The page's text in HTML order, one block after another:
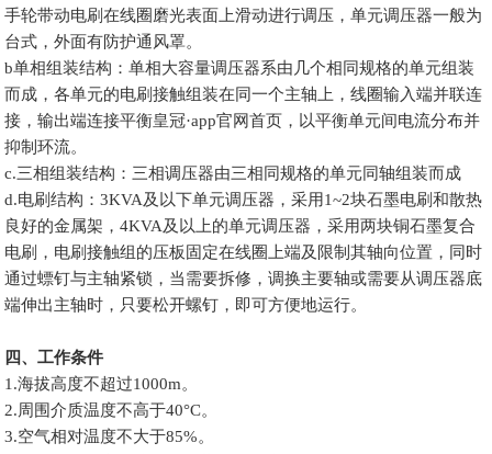
手轮带动电刷在线圈磨光表面上滑动进行调压，单元调压器一般为
台式，外面有防护通风罩。
b单相组装结构：单相大容量调压器系由几个相同规格的单元组装
而成，各单元的电刷接触组装在同一个主轴上，线圈输入端并联连
接，输出端连接平衡皇冠·app官网首页，以平衡单元间电流分布并
抑制环流。
c.三相组装结构：三相调压器由三相同规格的单元同轴组装而成
d.电刷结构：3KVA及以下单元调压器，采用1~2块石墨电刷和散热
良好的金属架，4KVA及以上的单元调压器，采用两块铜石墨复合
电刷，电刷接触组的压板固定在线圈上端及限制其轴向位置，同时
通过螵钉与主轴紧锁，当需要拆修，调换主要轴或需要从调压器底
端伸出主轴时，只要松开螺钉，即可方便地运行。
四、工作条件
1.海拔高度不超过1000m。
2.周围介质温度不高于40°C。
3.空气相对温度不大于85%。